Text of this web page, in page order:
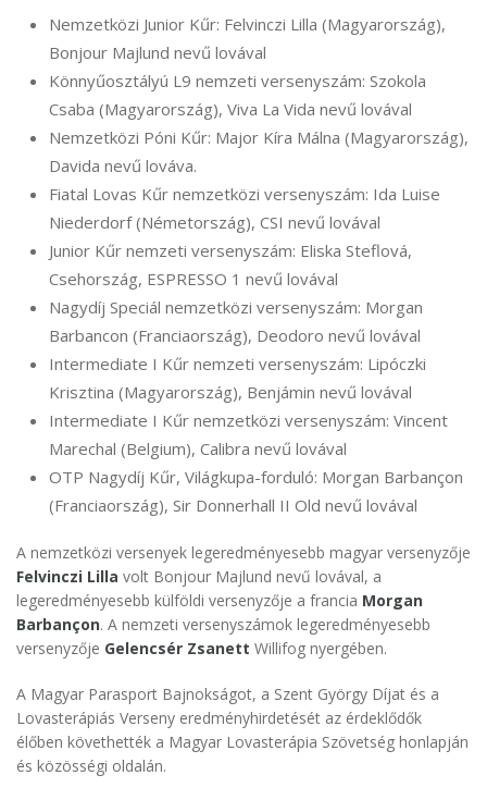
Nemzetközi Junior Kűr: Felvinczi Lilla (Magyarország),
Bonjour Majlund nevű lovával
Könnyűosztályú L9 nemzeti versenyszám: Szokola
Csaba (Magyarország), Viva La Vida nevű lovával
Nemzetközi Póni Kűr: Major Kíra Málna (Magyarország),
Davida nevű lováva.
Fiatal Lovas Kűr nemzetközi versenyszám: Ida Luise
Niederdorf (Németország), CSI nevű lovával
Junior Kűr nemzeti versenyszám: Eliska Steflová,
Csehország, ESPRESSO 1 nevű lovával
Nagydíj Speciál nemzetközi versenyszám: Morgan
Barbancon (Franciaország), Deodoro nevű lovával
Intermediate I Kűr nemzeti versenyszám: Lipóczki
Krisztina (Magyarország), Benjámin nevű lovával
Intermediate I Kűr nemzetközi versenyszám: Vincent
Marechal (Belgium), Calibra nevű lovával
OTP Nagydíj Kűr, Világkupa-forduló: Morgan Barbançon
(Franciaország), Sir Donnerhall II Old nevű lovával
A nemzetközi versenyek legeredményesebb magyar versenyzője
Felvinczi Lilla volt Bonjour Majlund nevű lovával, a
legeredményesebb külföldi versenyzője a francia Morgan
Barbançon. A nemzeti versenyszámok legeredményesebb
versenyzője Gelencsér Zsanett Willifog nyergében.
A Magyar Parasport Bajnokságot, a Szent György Díjat és a
Lovasterápiás Verseny eredményhirdetését az érdeklődők
élőben követhették a Magyar Lovasterápia Szövetség honlapján
és közösségi oldalán.